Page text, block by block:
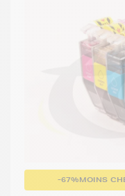
-67%MOINS